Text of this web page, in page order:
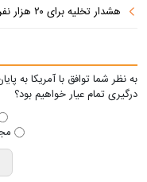
هشدار تخلیه برای ۲۰ هزار نفر صادر شد
به نظر شما توافق با آمریکا به
درگیری تمام عیار خواهیم بود؟